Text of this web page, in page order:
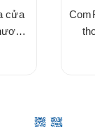
cửa